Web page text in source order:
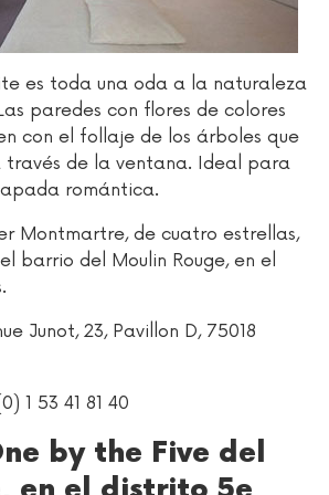
es toda una oda a la naturaleza
paredes con flores de colores
con el follaje de los árboles que
de la ventana. Ideal para
romántica.
Montmartre, de cuatro estrellas,
barrio del Moulin Rouge, en el
Junot, 23, Pavillon D, 75018
1 53 41 81 40
by the Five del